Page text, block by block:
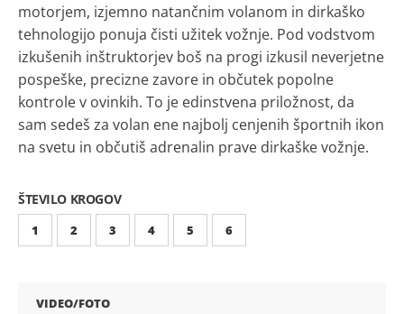
motorjem, izjemno natančnim volanom in dirkaško
tehnologijo ponuja čisti užitek vožnje. Pod vodstvom
izkušenih inštruktorjev boš na progi izkusil neverjetne
pospeške, precizne zavore in občutek popolne
kontrole v ovinkih. To je edinstvena priložnost, da
sam sedeš za volan ene najbolj cenjenih športnih ikon
na svetu in občutiš adrenalin prave dirkaške vožnje.
ŠTEVILO KROGOV
1 2 3 4 5 6
VIDEO/FOTO